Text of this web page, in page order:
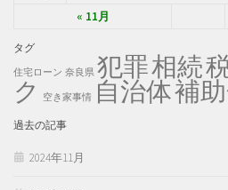
« 11月
タグ
住宅ローン 奈良県 犯罪相続
ク 空き家事情 自治体補
過去の記事
2024年11月